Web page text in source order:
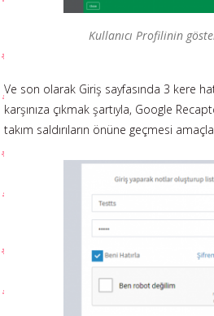
Kullanıcı Profilinin
Ve son olarak Giriş sayfasında 3 kere
karşınıza çıkmak şartıyla, Google
takım saldırıların önüne geçmesi